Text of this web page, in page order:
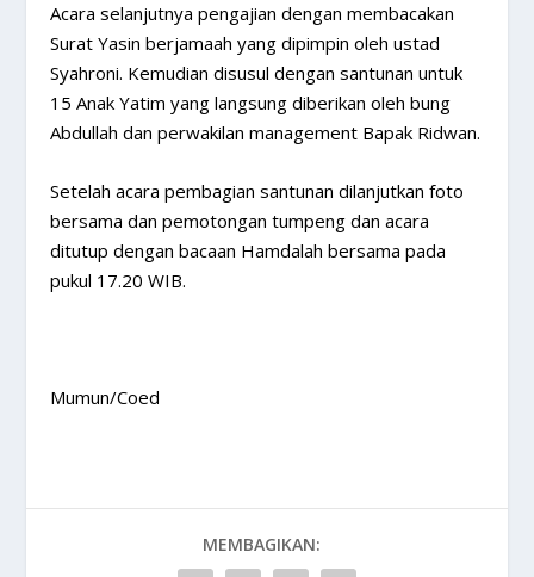
Acara selanjutnya pengajian dengan membacakan
Surat Yasin berjamaah yang dipimpin oleh ustad
Syahroni. Kemudian disusul dengan santunan untuk
15 Anak Yatim yang langsung diberikan oleh bung
Abdullah dan perwakilan management Bapak Ridwan.
Setelah acara pembagian santunan dilanjutkan foto
bersama dan pemotongan tumpeng dan acara
ditutup dengan bacaan Hamdalah bersama pada
pukul 17.20 WIB.
Mumun/Coed
MEMBAGIKAN: